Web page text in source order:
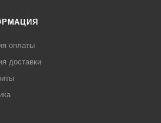
оплаты
доставки